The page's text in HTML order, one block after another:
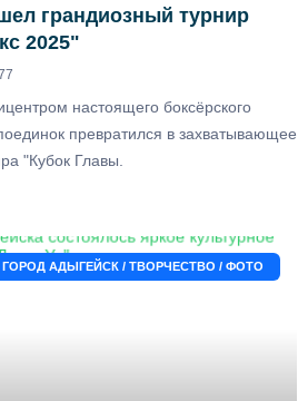
грандиозный турнир
2025"
настоящего боксёрского
превратился в захватывающее
"Кубок Главы.
ГОРОД АДЫГЕЙСК / ТВОРЧЕСТВО / ФОТО